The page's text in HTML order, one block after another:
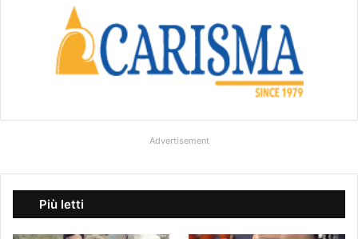
Advertisement
Più letti